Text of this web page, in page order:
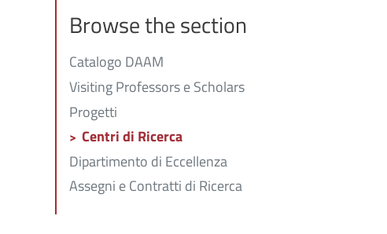
Browse the section
Catalogo DAAM
Visiting Professors e Scholars
Progetti
Centri di Ricerca
Dipartimento di Eccellenza
Assegni e Contratti di Ricerca